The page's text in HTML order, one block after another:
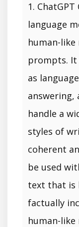
1.
language
human-
prompts. It
as
answering,
handle a
styles of
coherent
be used
text that is
factually
human-